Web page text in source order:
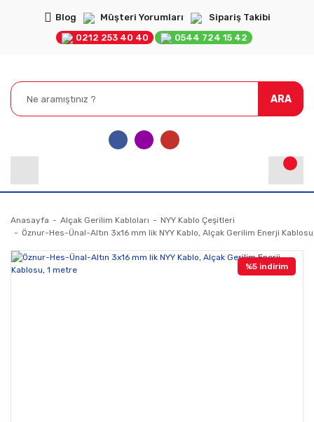
Blog Müşteri Yorumları
Sipariş Takibi
0212 253 40 40
0544 724 15 42
ARA
Anasayfa Alçak Gerilim Kabloları
NYY Kablo Çeşitleri
Öznur-Hes-Ünal-Altın 3x16 mm lik NYY Kablo, Alçak Gerilim Enerji
%5 indirim